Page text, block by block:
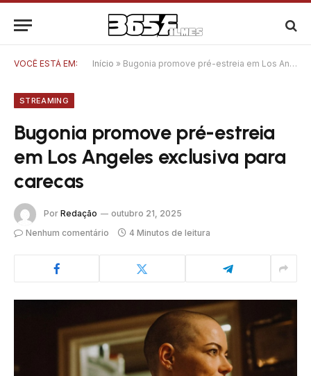
VOCÊ ESTÁ EM: Início » Bugonia promove pré-estreia em Los Angeles exclusiva para carecas
STREAMING
Bugonia promove pré-estreia
em Los Angeles exclusiva para
carecas
Por Redação
outubro 21, 2025
Nenhum comentário
4 Minutos de leitura